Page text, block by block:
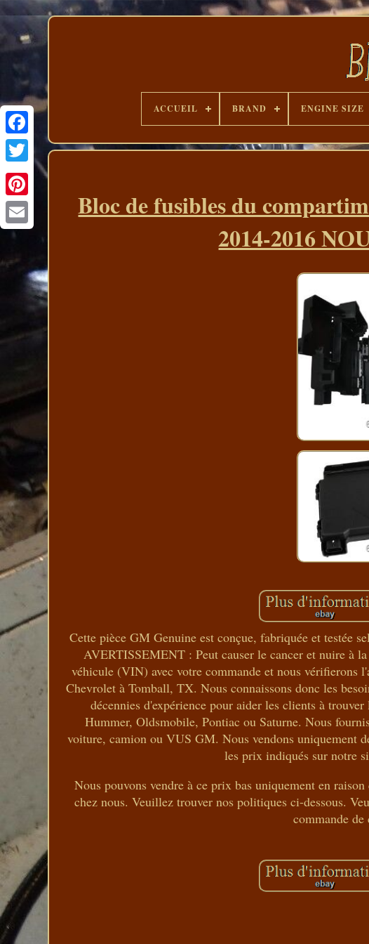
ACCUEIL BRAND ENGINE SIZE
Bloc de fusibles du
2014-2016
Cette pièce GM Genuine est conçue, fabriquée et testée
AVERTISSEMENT : Peut causer le cancer et nuire à
véhicule (VIN) avec votre commande et nous vérifierons
Chevrolet à Tomball, TX. Nous connaissons donc les
décennies d'expérience pour aider les clients à
Hummer, Oldsmobile, Pontiac ou Saturne. Nous
voiture, camion ou VUS GM. Nous vendons uniquement
les prix indiqués sur notre
Nous pouvons vendre à ce prix bas uniquement en
chez nous. Veuillez trouver nos politiques ci-dessous.
commande de